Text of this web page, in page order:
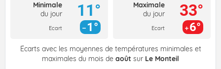
Minimale
du jour
Ecart
11°
1°
Maximale
du jour
Ecart
33°
6°
Écarts avec les moyennes de températures minimales et
maximales du mois de août sur Le Monteil